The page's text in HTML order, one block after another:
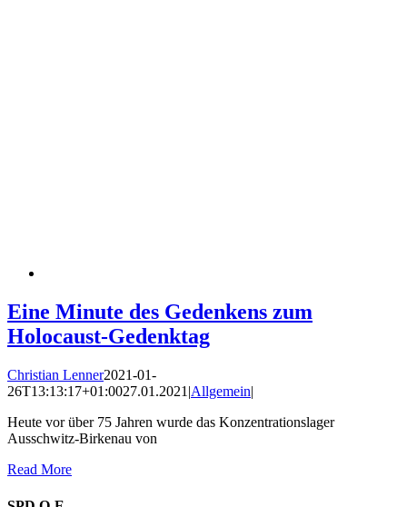
Eine Minute des Gedenkens zum
Holocaust-Gedenktag
Christian Lenner2021-01-
26T13:13:17+01:0027.01.2021 |Allgemein|
Heute vor über 75 Jahren wurde das Konzentrationslager
Ausschwitz-Birkenau von
Read More